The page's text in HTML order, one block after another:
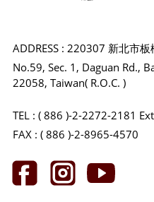
ADDRESS : 220307 新北市
No.59, Sec. 1, Daguan Rd.,
22058, Taiwan( R.O.C. )
TEL : ( 886 )-2-2272-2181
FAX : ( 886 )-2-8965-4570